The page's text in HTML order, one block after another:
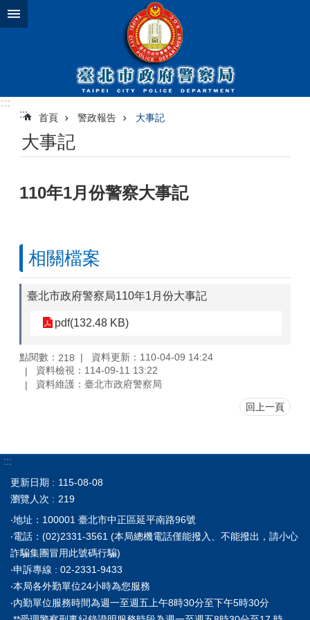
跳到主要內容區塊
:::
:::
首頁 警政報告 大事記
大事記
110年1月份警察大事記
相關檔案
臺北市政府警察局110年1月份大事記
pdf(132.48 KB)
點閱數： 218
資料更新：110-04-09 14:24
資料檢視：114-09-11 13:22
資料維護：臺北市政府警察局
回上一頁
:::
更新日期
115-08-08
瀏覽人次
219
‧地址：100001 臺北市中正區延平南路96號
‧電話：(02)2331-3561 (本局總機電話僅能撥入、不能撥出，請小心
詐騙集團冒用此號碼行騙)
‧申訴專線 : 02-2331-9433
‧本局各外勤單位24小時為您服務
‧內勤單位服務時間為週一至週五上午8時30分至下午5時30分